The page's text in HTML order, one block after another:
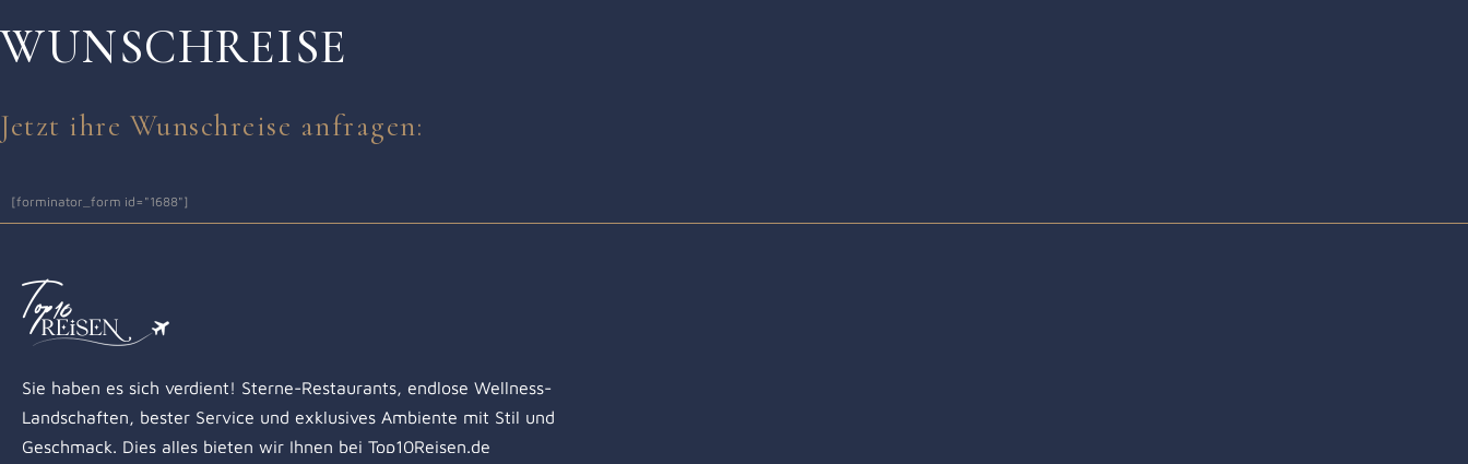
WUNSCHREISE
Jetzt ihre Wunschreise anfragen:
[forminator_form id="1688"]
Sie haben es sich verdient! Sterne-Restaurants, endlose Wellness-
Landschaften, bester Service und exklusives Ambiente mit Stil und
Geschmack. Dies alles bieten wir Ihnen bei Top10Reisen.de